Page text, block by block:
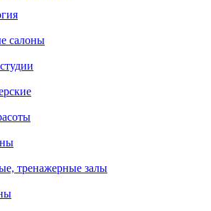
салоны
тренажерные залы